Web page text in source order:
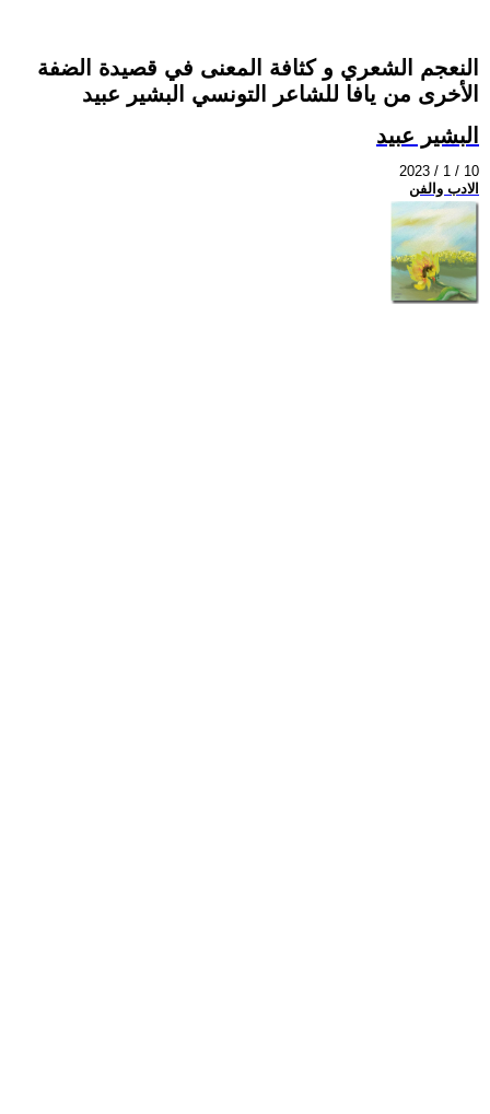
النعجم الشعري و كثافة المعنى في قصيدة الضفة
الأخرى من يافا للشاعر التونسي البشير عبيد
البشير عبيد
2023 / 1 / 10
الادب والفن